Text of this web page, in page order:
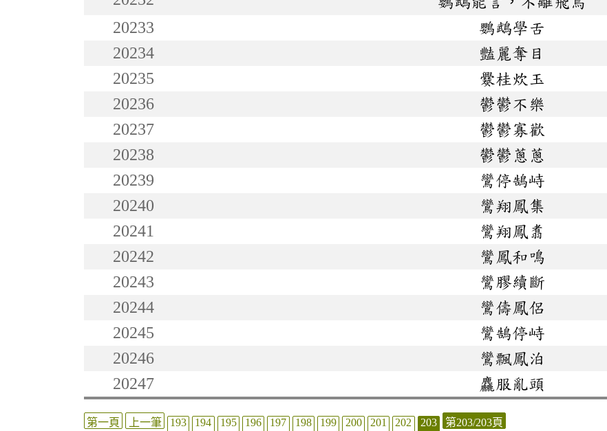
20233
鸚鵡學舌
20234
豔麗奪目
20235
爨桂炊玉
20236
鬱鬱不樂
20237
鬱鬱寡歡
20238
鬱鬱蔥蔥
20239
鸞停鵠峙
20240
鸞翔鳳集
20241
鸞翔鳳翥
20242
鸞鳳和鳴
20243
鸞膠續斷
20244
鸞儔鳳侶
20245
鸞鵠停峙
20246
鸞飄鳳泊
20247
麤服亂頭
第一頁 上一筆 193 194 195 196 197 198 199 200 201 202 203 第203/203頁